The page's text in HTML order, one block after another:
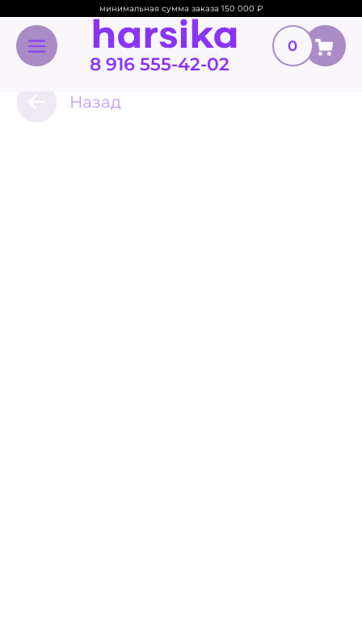
минимальная сумма заказа 150 000 ₽
8 916 555-42-02
0
Назад